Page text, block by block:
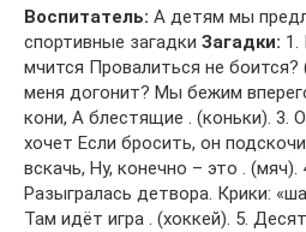
Воспитатель: А детям мы
спортивные загадки Загадки: 1.
мчится Провалиться не
меня догонит? Мы бежим
кони, А блестящие . (коньки). 3.
хочет Если бросить, он
вскачь, Ну, конечно – это . (мяч).
Разыгралась детвора. Крики:
Там идёт игра . (хоккей). 5.